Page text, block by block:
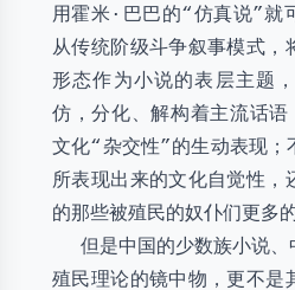
用霍米·巴巴的“仿真说”就
从传统阶级斗争叙事模式，
形态作为小说的表层主题
仿，分化、解构着主流话
文化“杂交性”的生动表现；
所表现出来的文化自觉性，
的那些被殖民的奴仆们更多
但是中国的少数族小说
殖民理论的镜中物，更不是